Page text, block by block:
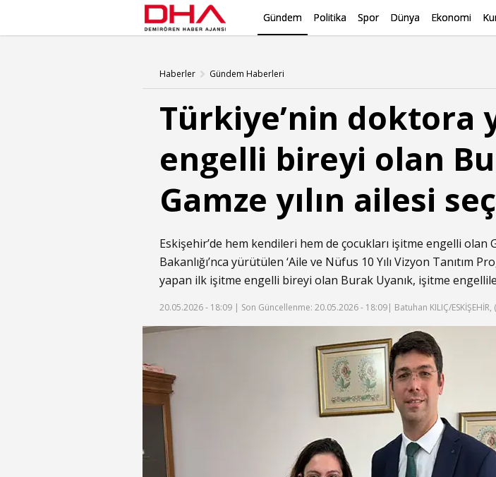
Gündem Politika Spor Dünya Ekonomi
Haberler Gündem Haberleri
Türkiye’nin doktora
engelli bireyi olan
Gamze yılın ailesi
Eskişehir’de hem kendileri hem de çocukları işitme engelli olan
Bakanlığı’nca yürütülen ‘Aile ve Nüfus 10 Yılı Vizyon Tanıtım
yapan ilk işitme engelli bireyi olan Burak Uyanık, işitme
20.05.2026 - 18:09 | Son Güncellenme: 20.05.2026 - 18:09| Batuhan KILIÇ/ESKİŞEHİR,